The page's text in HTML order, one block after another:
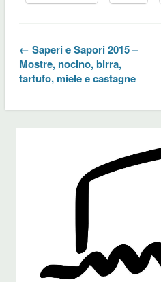
← Saperi e Sapori 2015 –
Mostre, nocino, birra,
tartufo, miele e castagne